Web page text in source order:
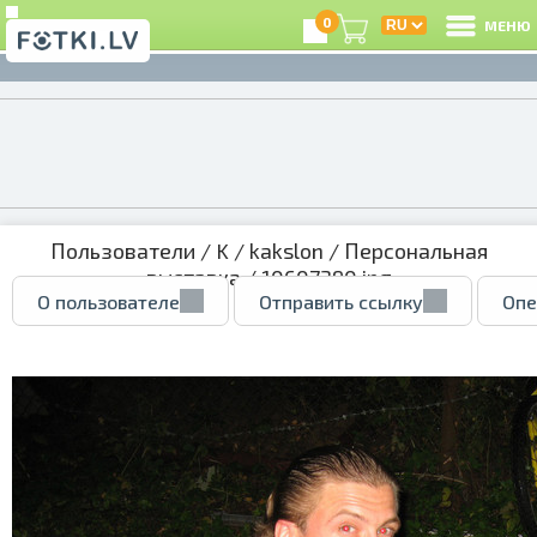
0 МЕНЮ
Пользователи / K / kakslon / Персональная
выставка/ 10607390.jpg
О пользователе Отправить ссылку